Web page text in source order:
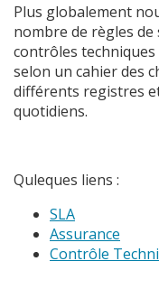
Plus globalement
nombre de règles de
contrôles
selon un cahier des
différents registres
quotidiens.
Quleques liens :
SLA
Assurance
Contrôle